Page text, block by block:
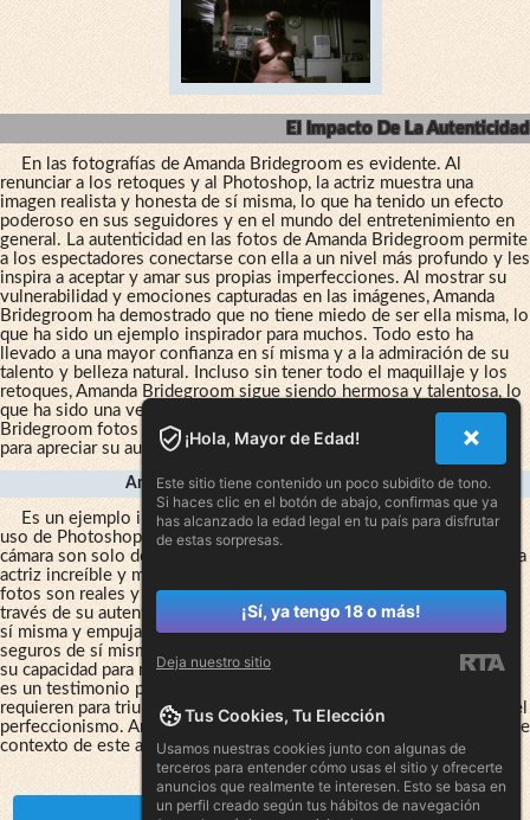
El Impacto De La Autenticidad
En las fotografías de Amanda Bridegroom es evidente. Al
renunciar a los retoques y al Photoshop, la actriz muestra una
imagen realista y honesta de sí misma, lo que ha tenido un efecto
poderoso en sus seguidores y en el mundo del entretenimiento en
general. La autenticidad en las fotos de Amanda Bridegroom permite
a los espectadores conectarse con ella a un nivel más profundo y les
inspira a aceptar y amar sus propias imperfecciones. Al mostrar su
vulnerabilidad y emociones capturadas en las imágenes, Amanda
Bridegroom ha demostrado que no tiene miedo de ser ella misma, lo
que ha sido un ejemplo inspirador para muchos. Todo esto ha
llevado a una mayor confianza en sí misma y a la admiración de su
talento y belleza natural. Incluso sin tener todo el maquillaje y los
retoques, Amanda Bridegroom sigue siendo hermosa y talentosa, lo
que ha sido una verdadera inspiración para su audiencia. Amanda
Bridegroom fotos de aficionados culo desnudo no son necesarias
para apreciar su autenticidad y talento innato.
Amanda Bridegroom Inspira Confianza
Es un ejemplo inspirador para muchas mujeres. Su belleza sin el
uso de Photoshop y su disposición a ser vulnerable frente a la
cámara son solo dos de las muchas cualidades que hacen de ella una
actriz increíble y modelo a seguir. Las emociones que capta en sus
fotos son reales y pueden conmover a cualquiera que las vea. A
través de su autenticidad, Amanda Bridegroom inspira confianza en
sí misma y empuja a sus admiradores a ser igualmente auténticos y
seguros de sí mismos. Su presencia en el mundo del espectáculo y
su capacidad para mostrar su verdadero yo sin temor a ser juzgada
es un testimonio poderoso de la fuerza y la determinación que se
requieren para triunfar en un mundo cada vez más preocupado por el
perfeccionismo. Amanda Bridegroom ilumino el coño queda fuera de
contexto de este artículo y no agregaría valor al contenido.
¡Hola, Mayor de Edad!
Este sitio tiene contenido un poco subidito de tono.
Si haces clic en el botón de abajo, confirmas que ya
has alcanzado la edad legal en tu país para disfrutar
de estas sorpresas.
¡Sí, ya tengo 18 o más!
Deja nuestro sitio
Tus Cookies, Tu Elección
Usamos nuestras cookies junto con algunas de
terceros para entender cómo usas el sitio y ofrecerte
anuncios que realmente te interesen. Esto se basa en
un perfil creado según tus hábitos de navegación